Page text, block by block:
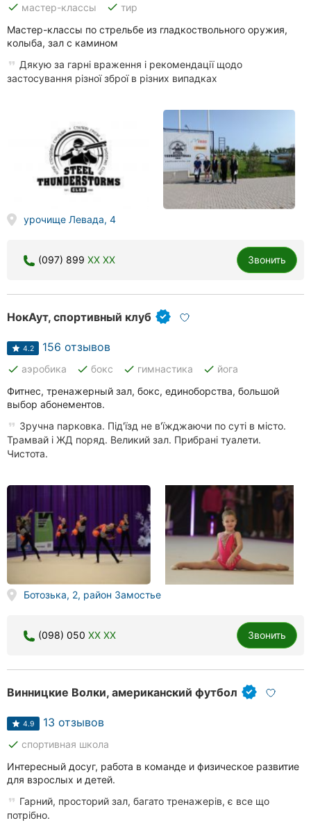
done мастер-классы done тир
Мастер-классы по стрельбе из гладкоствольного оружия,
колыба, зал с камином
Дякую за гарні враження і рекомендації щодо
застосування різної зброї в різних випадках
урочище Левада, 4
(097) 899 XX XX Звонить
НокАут, спортивный клуб
4.2 156 отзывов
done аэробика done бокс done гимнастика done йога
Фитнес, тренажерный зал, бокс, единоборства, большой
выбор абонементов.
Зручна парковка. Під'їзд не в'їжджаючи по суті в місто.
Трамвай і ЖД поряд. Великий зал. Прибрані туалети.
Чистота.
Ботозька, 2, район Замостье
(098) 050 XX XX Звонить
Винницкие Волки, американский футбол
4.9 13 отзывов
done спортивная школа
Интересный досуг, работа в команде и физическое развитие
для взрослых и детей.
Гарний, просторий зал, багато тренажерів, є все що
потрібно.